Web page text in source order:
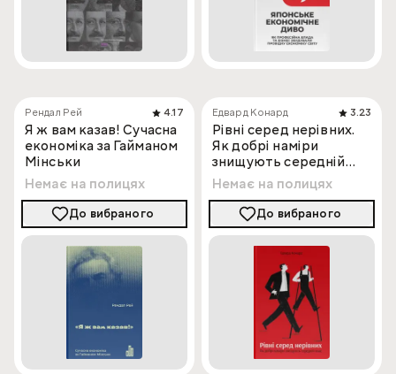
Рендал Рей 4.17
Я ж вам казав! Сучасна
економіка за Гайманом
Мінськи
Немає на полицях
До вибраного
Едвард Конард 3.23
Рівні серед нерівних.
Як добрі наміри
знищують середній
клас
Немає на полицях
До вибраного